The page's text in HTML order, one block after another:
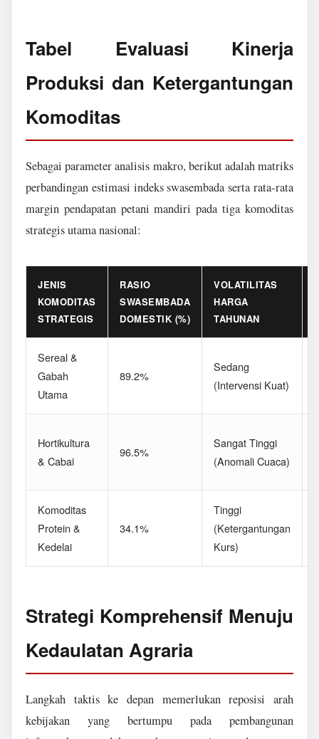
Tabel Evaluasi Kinerja
Produksi dan Ketergantungan
Komoditas
Sebagai parameter analisis makro, berikut adalah matriks
perbandingan estimasi indeks swasembada serta rata-rata
margin pendapatan petani mandiri pada tiga komoditas
strategis utama nasional:
JENIS
KOMODITAS
STRATEGIS
RASIO
SWASEMBADA
DOMESTIK (%)
VOLATILITAS
HARGA
TAHUNAN
Sereal &
Gabah
Utama
89.2%
Sedang
(Intervensi Kuat)
Hortikultura
& Cabai
96.5%
Sangat Tinggi
(Anomali Cuaca)
Komoditas
Protein &
Kedelai
34.1%
Tinggi
(Ketergantungan
Kurs)
Strategi Komprehensif Menuju
Kedaulatan Agraria
Langkah taktis ke depan memerlukan reposisi arah
kebijakan yang bertumpu pada pembangunan